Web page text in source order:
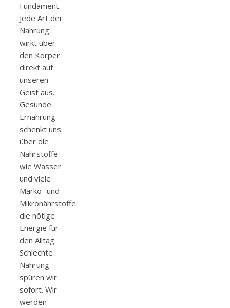
Fundament.
Jede Art der
Nahrung
wirkt über
den Körper
direkt auf
unseren
Geist aus.
Gesunde
Ernährung
schenkt uns
über die
Nährstoffe
wie Wasser
und viele
Marko- und
Mikronährstoffe
die nötige
Energie für
den Alltag.
Schlechte
Nahrung
spüren wir
sofort. Wir
werden